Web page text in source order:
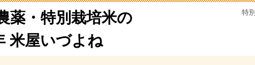
薬・特別栽培米の
米屋いづよね
特